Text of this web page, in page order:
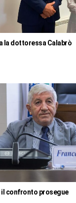
la dottoressa Calabrò
il confronto prosegue